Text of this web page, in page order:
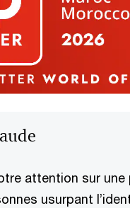
attention sur une
usurpant